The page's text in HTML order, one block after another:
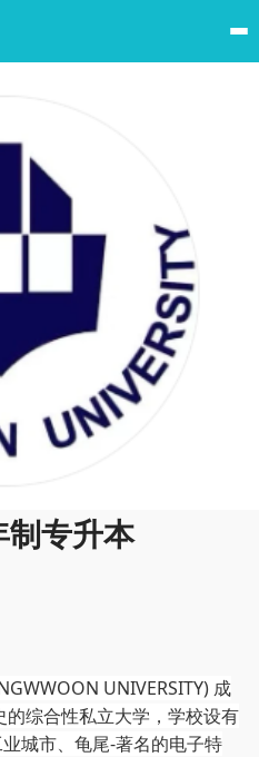
制专升本
UNIVERSITY) 成
综合性私立大学，学校设有
城市、龟尾-著名的电子特